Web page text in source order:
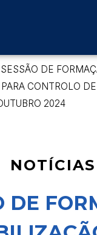
SESSÃO DE
CONTROLO
2024
NOTÍCIAS
DE